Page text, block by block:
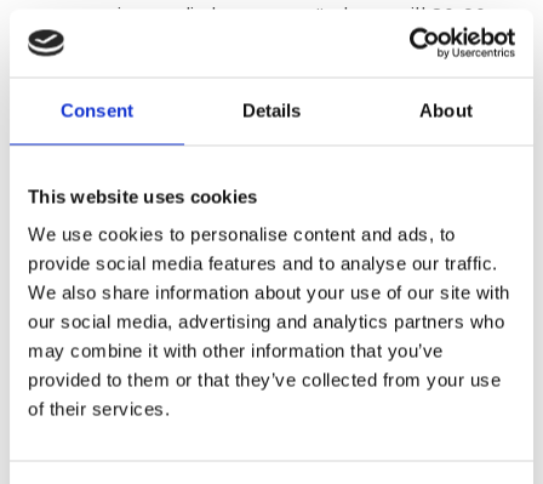
Consent Details About
This website uses cookies
We use cookies to personalise content and ads, to
provide social media features and to analyse our traffic.
We also share information about your use of our site with
our social media, advertising and analytics partners who
may combine it with other information that you’ve
provided to them or that they’ve collected from your use
of their services.
generationens dioder som ger ända upp till 80-90
lumen per watt vilket är den högsta effektivitet
ger ett enormt ljus som är oslagbart vad gäller
annan belysning i samma storlek. Tänd upp en
pratar om.
Med många infästnings möjligheter i lampan
(medföljande fästen går att flytta runt på lampan)
ökar möjligheten för att lampan ska passa i en
större mängd applikationer. IP-69K klassning och
EMC CISPR 25 klass 1 ser till att Blacktips inte tar
in fukt samt inte ger radiostörningar även på
fordon och maskiner med känslig utrustning. Med